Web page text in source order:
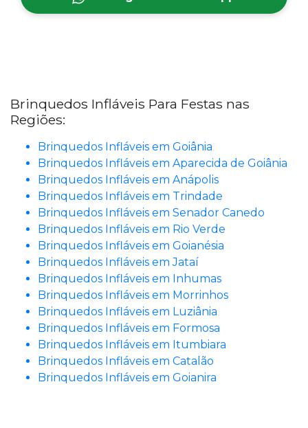
Brinquedos Infláveis Para Festas nas
Regiões:
Brinquedos Infláveis em Goiânia
Brinquedos Infláveis em Aparecida de Goiânia
Brinquedos Infláveis em Anápolis
Brinquedos Infláveis em Trindade
Brinquedos Infláveis em Senador Canedo
Brinquedos Infláveis em Rio Verde
Brinquedos Infláveis em Goianésia
Brinquedos Infláveis em Jataí
Brinquedos Infláveis em Inhumas
Brinquedos Infláveis em Morrinhos
Brinquedos Infláveis em Luziânia
Brinquedos Infláveis em Formosa
Brinquedos Infláveis em Itumbiara
Brinquedos Infláveis em Catalão
Brinquedos Infláveis em Goianira